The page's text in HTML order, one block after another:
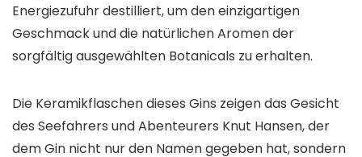
Energiezufuhr destilliert, um den einzigartigen
Geschmack und die natürlichen Aromen der
sorgfältig ausgewählten Botanicals zu erhalten.
Die Keramikflaschen dieses Gins zeigen das Gesicht
des Seefahrers und Abenteurers Knut Hansen, der
dem Gin nicht nur den Namen gegeben hat, sondern